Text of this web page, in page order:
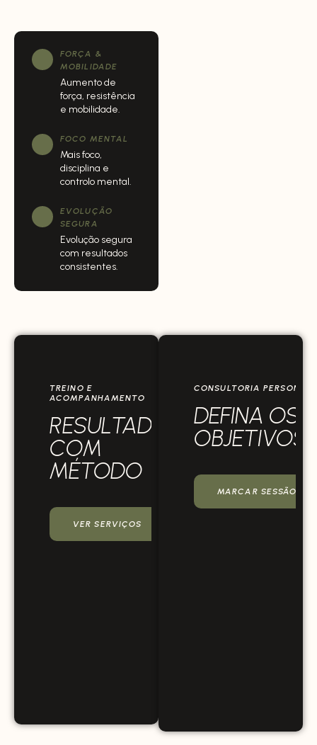
FORÇA &
MOBILIDADE
Aumento de
força, resistência
e mobilidade.
FOCO MENTAL
Mais foco,
disciplina e
controlo mental.
EVOLUÇÃO
SEGURA
Evolução segura
com resultados
consistentes.
TREINO E
ACOMPANHAMENTO
RESULTADOS
COM
MÉTODO
VER SERVIÇOS
CONSULTORIA
DEFINA OS
OBJETIVOS
MARCAR SESSÃO